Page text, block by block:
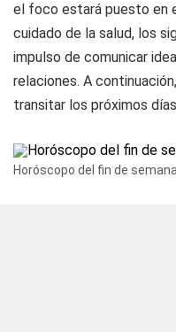
el foco estará puesto en
cuidado de la salud, los
impulso de comunicar
relaciones. A
transitar los próximos
Horóscopo del fin de